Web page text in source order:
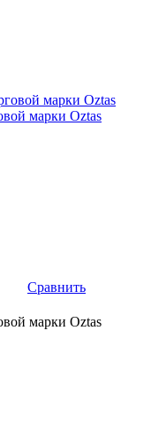
марки Оztas
Сравнить
марки Оztas